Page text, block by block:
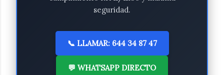
seguridad.
📞 LLAMAR: 644 34 87 47
💬 WHATSAPP DIRECTO